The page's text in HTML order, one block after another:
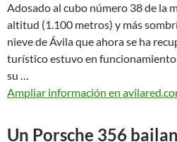
Adosado al cubo número 38 de la
altitud (1.100 metros) y más
nieve de Ávila que ahora se ha
turístico estuvo en
su …
Ampliar información en
Un Porsche 356